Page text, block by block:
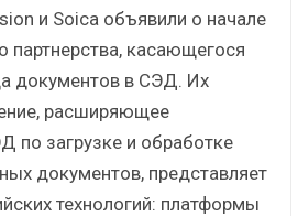
и Soica объявили о начале
партнерства, касающегося
документов в СЭД. Их
расширяющее
по загрузке и обработке
документов, представляет
технологий: платформы